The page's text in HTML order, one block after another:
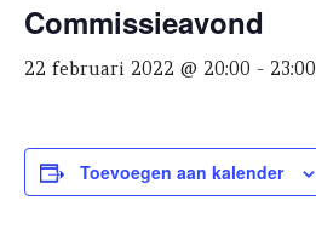
Commissieavond
22 februari 2022 @ 20:00 - 23:00
Toevoegen aan kalender